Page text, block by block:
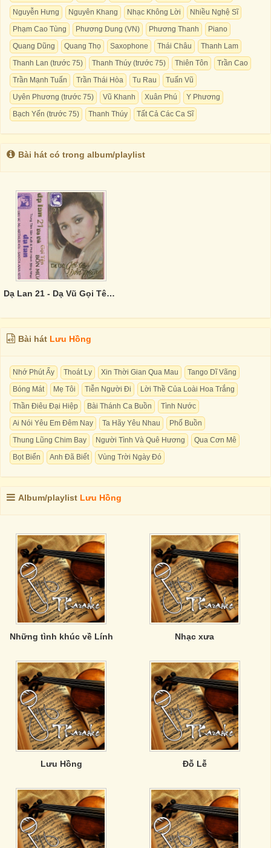
Nguyễn Hưng
Nguyên Khang Nhạc Không Lời
Nhiều Nghệ Sĩ
Phạm Cao Tùng
Phương Dung (VN) Phương Thanh
Piano
Quang Dũng
Quang Thọ Saxophone Thái Châu
Thanh Lam
Thanh Lan (trước 75)
Thanh Thúy (trước 75) Thiên Tôn
Trần Cao
Trần Mạnh Tuấn
Trần Thái Hòa Tu Rau
Tuấn Vũ
Uyên Phương (trước 75)
Vũ Khanh Xuân Phú
Y Phương
Bạch Yến (trước 75)
Thanh Thúy Tất Cả Các Ca Sĩ
Bài hát có trong album/playlist
Dạ Lan 21 - Dạ Vũ Gọi Tên Bốn Mùa
Bài hát Lưu Hồng
Nhớ Phút Ấy Thoát Ly Xin Thời Gian Qua Mau
Tango Dĩ Vãng
Bóng Mát
Mẹ Tôi Tiễn Người Đi
Lời Thề Của Loài Hoa Trắng
Thần Điêu Đại Hiệp
Bài Thánh Ca Buồn
Tình Nước
Ai Nói Yêu Em Đêm Nay
Ta Hãy Yêu Nhau
Phố Buồn
Thung Lũng Chim Bay
Người Tình Và Quê Hương
Qua Cơn Mê
Bọt Biển
Anh Đã Biết Vùng Trời Ngày Đó
Album/playlist Lưu Hồng
Những tình khúc về Lính Nhạc xưa
Lưu Hồng Đỗ Lễ